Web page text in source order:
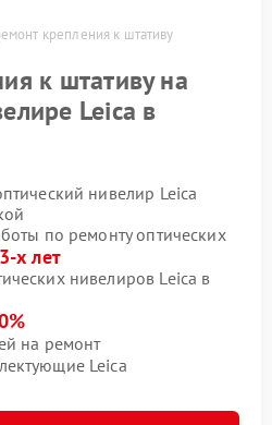
крепления к штативу
к штативу на
Leica в
нивелир Leica
по ремонту оптических
х лет
нивелиров Leica в
на ремонт
Leica